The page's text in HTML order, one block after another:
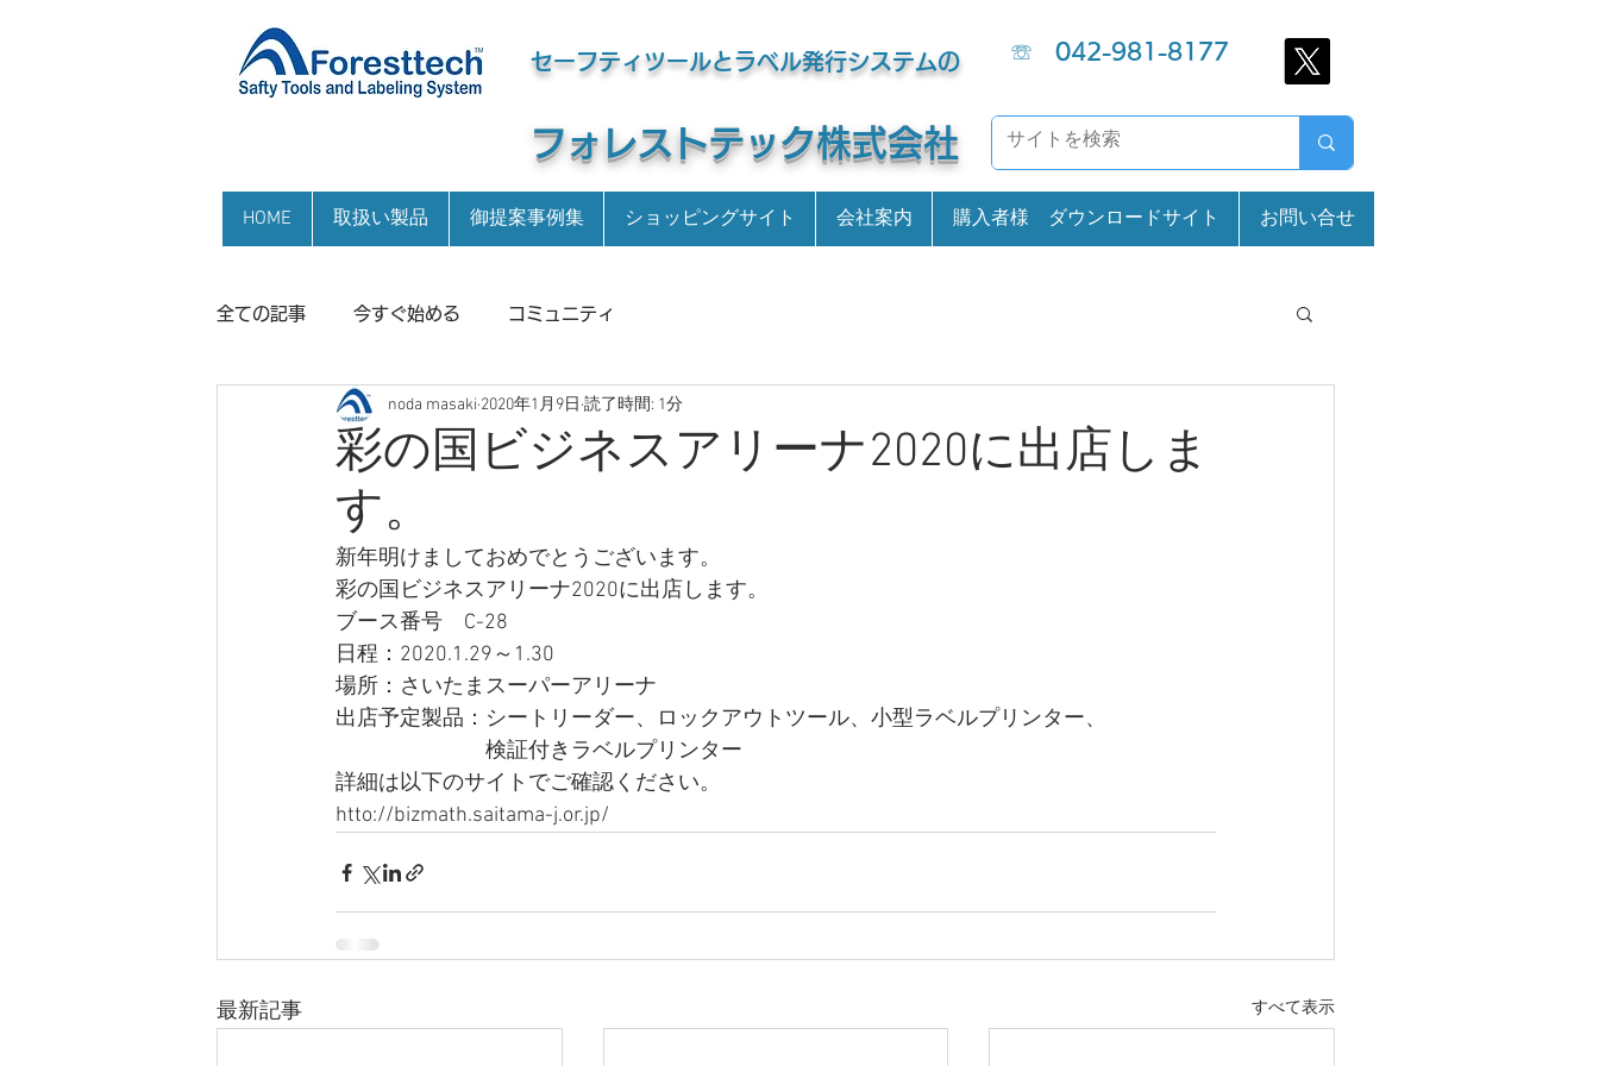
セーフティツールとラベル発行システムの ☏ 042-981-8177
​フォレストテック株式会社
HOME 取扱い製品 御提案事例集 ショッピングサイト 会社案内 購入者様 ダウンロードサイト お問い合せ
全ての記事 今すぐ始める コミュニティ
彩の国ビジネスアリーナ2020に出店しま
す。
noda masaki 2020年1月9日 読了時間: 1分
新年明けましておめでとうございます。
彩の国ビジネスアリーナ2020に出店します。
ブース番号　C-28
日程：2020.1.29～1.30
場所：さいたまスーパーアリーナ
出店予定製品：シートリーダー、ロックアウトツール、小型ラベルプリンター、
検証付きラベルプリンター
詳細は以下のサイトでご確認ください。
htto://bizmath.saitama-j.or.jp/
最新記事 すべて表示